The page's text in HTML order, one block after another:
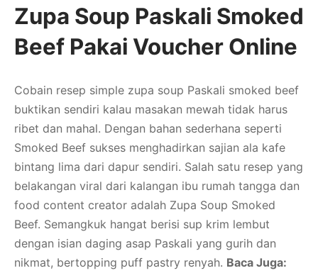
Zupa Soup Paskali Smoked
Beef Pakai Voucher Online
Cobain resep simple zupa soup Paskali smoked beef
buktikan sendiri kalau masakan mewah tidak harus
ribet dan mahal. Dengan bahan sederhana seperti
Smoked Beef sukses menghadirkan sajian ala kafe
bintang lima dari dapur sendiri. Salah satu resep yang
belakangan viral dari kalangan ibu rumah tangga dan
food content creator adalah Zupa Soup Smoked
Beef. Semangkuk hangat berisi sup krim lembut
dengan isian daging asap Paskali yang gurih dan
nikmat, bertopping puff pastry renyah. Baca Juga: